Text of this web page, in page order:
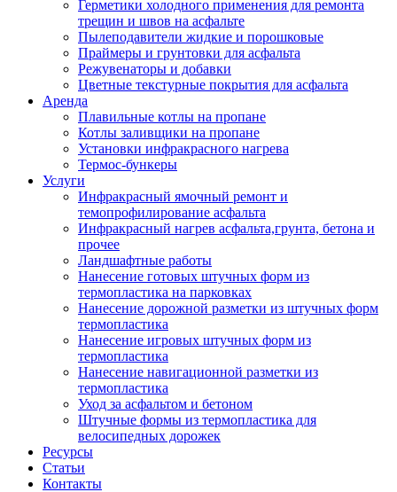
Герметики холодного применения для ремонта
трещин и швов на асфальте
Пылеподавители жидкие и порошковые
Праймеры и грунтовки для асфальта
Режувенаторы и добавки
Цветные текстурные покрытия для асфальта
Аренда
Плавильные котлы на пропане
Котлы заливщики на пропане
Установки инфракрасного нагрева
Термос-бункеры
Услуги
Инфракрасный ямочный ремонт и
темопрофилирование асфальта
Инфракрасный нагрев асфальта,грунта, бетона и
прочее
Ландшафтные работы
Нанесение готовых штучных форм из
термопластика на парковках
Нанесение дорожной разметки из штучных форм
термопластика
Нанесение игровых штучных форм из
термопластика
Нанесение навигационной разметки из
термопластика
Уход за асфальтом и бетоном
Штучные формы из термопластика для
велосипедных дорожек
Ресурсы
Статьи
Контакты